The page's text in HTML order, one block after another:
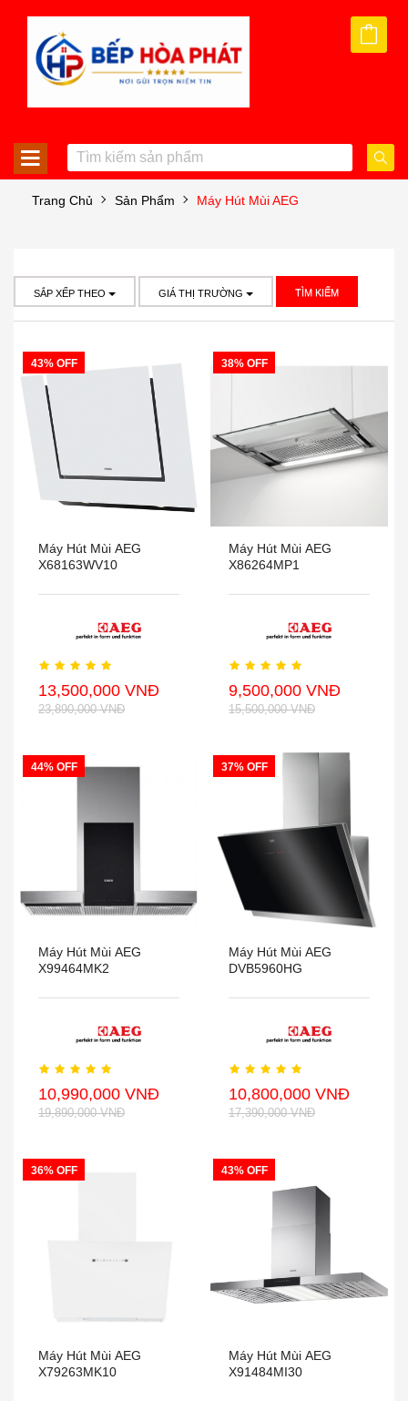
Trang Chủ Sản Phẩm Máy Hút Mùi AEG
SẮP XẾP THEO GIÁ THỊ TRƯỜNG TÌM KIẾM
43% OFF
Máy Hút Mùi AEG
X68163WV10
13,500,000 VNĐ
23,890,000 VNĐ
38% OFF
Máy Hút Mùi AEG
X86264MP1
9,500,000 VNĐ
15,500,000 VNĐ
44% OFF
Máy Hút Mùi AEG
X99464MK2
10,990,000 VNĐ
19,890,000 VNĐ
37% OFF
Máy Hút Mùi AEG
DVB5960HG
10,800,000 VNĐ
17,390,000 VNĐ
36% OFF
Máy Hút Mùi AEG
X79263MK10
43% OFF
Máy Hút Mùi AEG
X91484MI30